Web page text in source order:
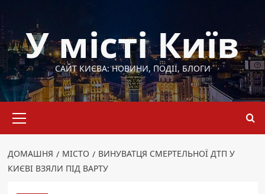
до
вмістуУ місті Київ
САЙТ КИЄВА: НОВИНИ, ПОДІЇ, БЛОГИ
меню
ДОМАШНЯ МІСТО
ВИНУВАТЦЯ СМЕРТЕЛЬНОЇ ДТП У
КИЄВІ ВЗЯЛИ ПІД ВАРТУ